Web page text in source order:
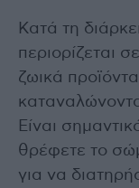
Κατά τη
περιορίζεται
ζωικά
Είναι
θρέφετε το
για να